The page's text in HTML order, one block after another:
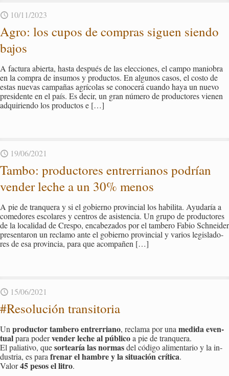
10/11/2023
Agro: los cupos de com­pras si­guen sien­do
bajos
A fac­tu­ra abier­ta, hasta des­pués de las elec­cio­nes, el campo ma­nio­bra
en la com­pra de in­su­mos y pro­duc­tos. En al­gu­nos casos, el costo de
estas nue­vas cam­pa­ñas agrí­co­las se co­no­ce­rá cuan­do haya un nuevo
pre­si­den­te en el país. Es decir, un gran nú­me­ro de pro­duc­to­res vie­nen
ad­qui­rien­do los pro­duc­tos e […]
19/06/2021
Tambo: pro­duc­to­res en­tre­rria­nos po­drían
ven­der leche a un 30% menos
A pie de tran­que­ra y si el go­bierno pro­vin­cial los ha­bi­li­ta. Ayu­da­ría a
co­me­do­res es­co­la­res y cen­tros de asis­ten­cia. Un grupo de pro­duc­to­res
de la lo­ca­li­dad de Cres­po, en­ca­be­za­dos por el tam­be­ro Fabio Sch­nei­der
pre­sen­ta­ron un re­cla­mo ante el go­bierno pro­vin­cial y va­rios le­gis­la­do­
res de esa pro­vin­cia, para que acom­pa­ñen […]
15/06/2021
#Re­so­lu­ción tran­si­to­ria
Un pro­duc­tor tam­be­ro en­tre­rriano, re­cla­ma por una me­di­da even­
tualpara poderven­der leche al pú­bli­coa pie de tran­que­ra.
El pa­lia­ti­vo, quesor­tea­ría las nor­masdel có­di­go ali­men­ta­rio y la in­
dus­tria, es para fre­nar el ham­bre y la si­tua­ción crí­ti­ca.
Valor45 pesos el litro.